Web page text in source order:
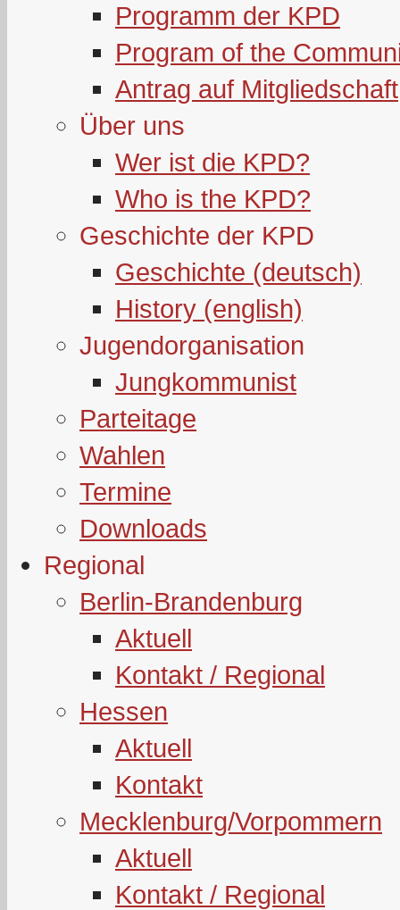
Programm der KPD
Program of the
Antrag auf Mitgliedschaft
Über uns
Wer ist die KPD?
Who is the KPD?
Geschichte der KPD
Geschichte (deutsch)
History (english)
Jugendorganisation
Jungkommunist
Parteitage
Wahlen
Termine
Downloads
Regional
Berlin-Brandenburg
Aktuell
Kontakt / Regional
Hessen
Aktuell
Kontakt
Mecklenburg/Vorpommern
Aktuell
Kontakt / Regional